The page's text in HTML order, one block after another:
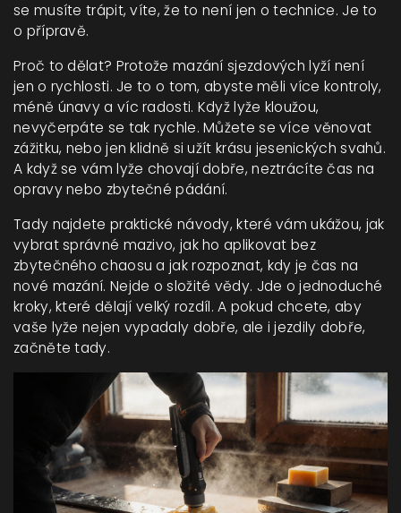
se musíte trápit, víte, že to není jen o technice. Je to
o přípravě.
Proč to dělat? Protože mazání sjezdových lyží není
jen o rychlosti. Je to o tom, abyste měli více kontroly,
méně únavy a víc radosti. Když lyže kloužou,
nevyčerpáte se tak rychle. Můžete se více věnovat
zážitku, nebo jen klidně si užít krásu jesenických svahů.
A když se vám lyže chovají dobře, neztrácíte čas na
opravy nebo zbytečné pádání.
Tady najdete praktické návody, které vám ukážou, jak
vybrat správné mazivo, jak ho aplikovat bez
zbytečného chaosu a jak rozpoznat, kdy je čas na
nové mazání. Nejde o složité vědy. Jde o jednoduché
kroky, které dělají velký rozdíl. A pokud chcete, aby
vaše lyže nejen vypadaly dobře, ale i jezdily dobře,
začněte tady.